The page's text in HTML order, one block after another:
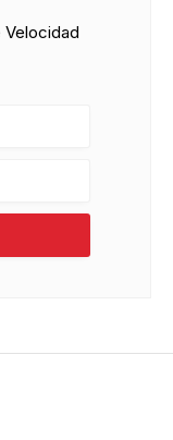
Velocidad